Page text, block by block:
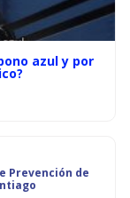
azul y por
Prevención de